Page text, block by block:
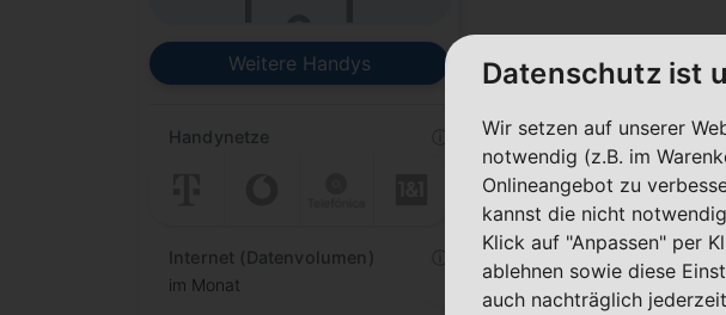
Weitere Handys
Handynetze
Internet (Datenvolumen)
im Monat
Datenschutz ist
Wir setzen auf unserer
notwendig (z.B. im
Onlineangebot zu
kannst die nicht
Klick auf "Anpassen" per
ablehnen sowie diese
auch nachträglich